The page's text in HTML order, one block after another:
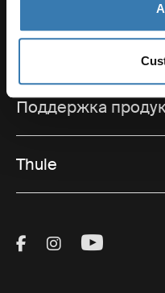
Поддержка
Thule
Visit Thule on
Visit Thule on
Visit